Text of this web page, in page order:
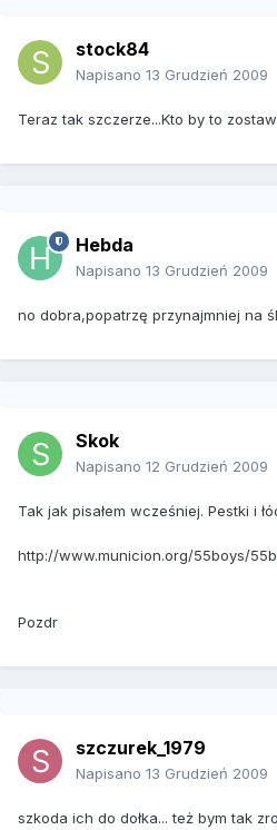
stock84
Napisano 13 Grudzień 2009
Teraz tak szczerze...Kto by to
Hebda
Napisano 13 Grudzień 2009
no dobra,popatrzę przynajmniej na
Skok
Napisano 12 Grudzień 2009
Tak jak pisałem wcześniej. Pestki i
http://www.municion.org/55boys/
Pozdr
szczurek_1979
Napisano 13 Grudzień 2009
szkoda ich do dołka... też bym tak